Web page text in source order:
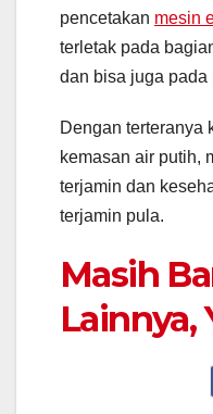
pencetakan mesin
terletak pada
dan bisa juga pada
Dengan terteranya
kemasan air putih,
terjamin dan
terjamin pula.
Masih
Lainnya,